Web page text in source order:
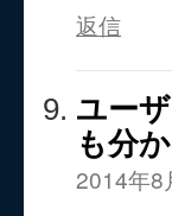
返信
ユー
も分
2014年8